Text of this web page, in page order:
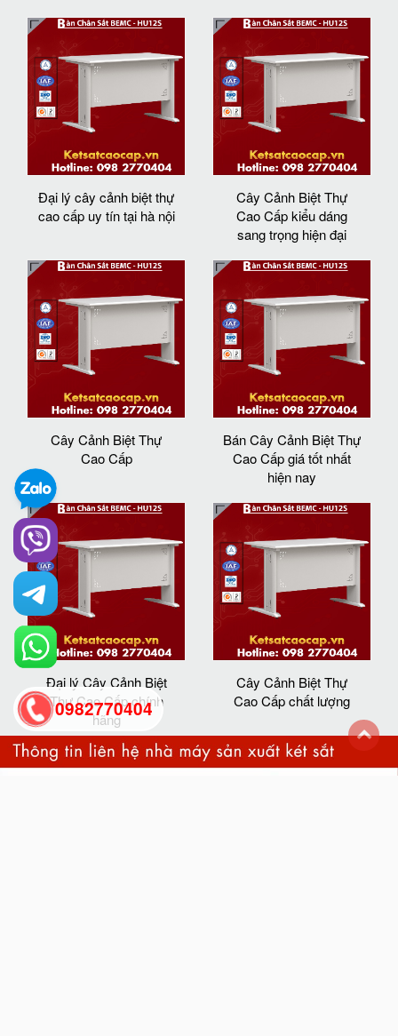
Đại lý cây cảnh biệt thự
cao cấp uy tín tại hà nội
Cây Cảnh Biệt Thự
Cao Cấp kiểu dáng
sang trọng hiện đại
Cây Cảnh Biệt Thự
Cao Cấp
Bán Cây Cảnh Biệt Thự
Cao Cấp giá tốt nhất
hiện nay
Đại lý Cây Cảnh Biệt
Thự Cao Cấp chính
hãng
Cây Cảnh Biệt Thự
Cao Cấp chất lượng
0982770404
back